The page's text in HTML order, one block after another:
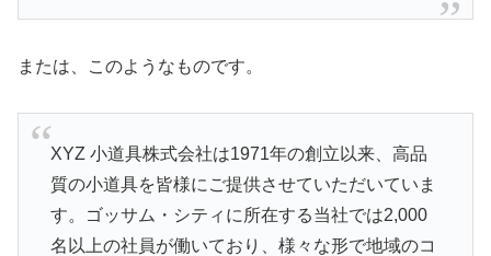
または、このようなものです。
XYZ 小道具株式会社は1971年の創立以来、高品
質の小道具を皆様にご提供させていただいていま
す。ゴッサム・シティに所在する当社では2,000
名以上の社員が働いており、様々な形で地域のコ